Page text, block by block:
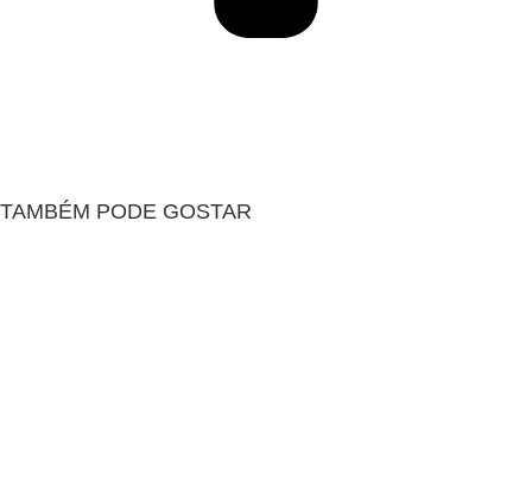
TAMBÉM PODE GOSTAR